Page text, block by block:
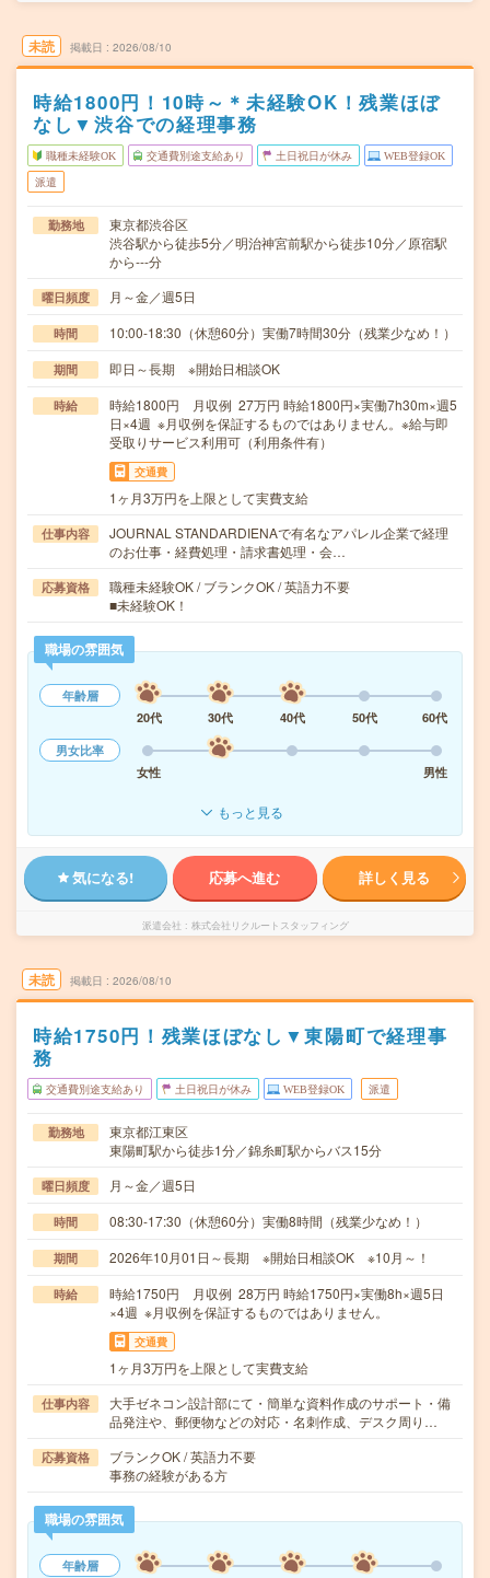
未読 掲載日 2026/08/10
時給1800円！10時～＊未経験OK！残業ほぼ
なし▼渋谷での経理事務
職種未経験OK 交通費別途支給あり 土日祝日が休み WEB登録OK
派遣
勤務地
東京都渋谷区
渋谷駅から徒歩5分／明治神宮前駅から徒歩10分／原宿駅
から---分
曜日頻度 月～金／週5日
時間 10:00-18:30（休憩60分）実働7時間30分（残業少なめ！）
期間 即日～長期 ※開始日相談OK
時給
時給1800円 月収例 27万円 時給1800円×実働7h30m×週5
日×4週 ※月収例を保証するものではありません。※給与即
受取りサービス利用可（利用条件有）
交通費
1ヶ月3万円を上限として実費支給
仕事内容
JOURNAL STANDARDIENAで有名なアパレル企業で経理
のお仕事・経費処理・請求書処理・会…
応募資格
職種未経験OK / ブランクOK / 英語力不要
■未経験OK！
職場の雰囲気
年齢層
20代
30代 40代 50代
60代
男女比率
女性
男性
もっと見る
気になる! 応募へ進む 詳しく見る
派遣会社 株式会社リクルートスタッフィング
未読 掲載日 2026/08/10
時給1750円！残業ほぼなし▼東陽町で経理事
務
交通費別途支給あり 土日祝日が休み WEB登録OK 派遣
勤務地
東京都江東区
東陽町駅から徒歩1分／錦糸町駅からバス15分
曜日頻度 月～金／週5日
時間 08:30-17:30（休憩60分）実働8時間（残業少なめ！）
期間 2026年10月01日～長期 ※開始日相談OK ※10月～！
時給
時給1750円 月収例 28万円 時給1750円×実働8h×週5日
×4週 ※月収例を保証するものではありません。
交通費
1ヶ月3万円を上限として実費支給
仕事内容
大手ゼネコン設計部にて・簡単な資料作成のサポート・備
品発注や、郵便物などの対応・名刺作成、デスク周り…
応募資格
ブランクOK / 英語力不要
事務の経験がある方
職場の雰囲気
年齢層